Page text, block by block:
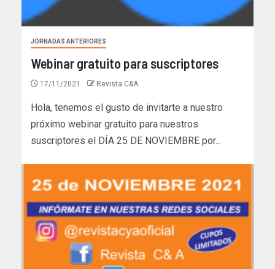
JORNADAS ANTERIORES
Webinar gratuito para suscriptores
17/11/2021 Revista C&A
Hola, tenemos el gusto de invitarte a nuestro
próximo webinar gratuito para nuestros
suscriptores el DÍA 25 DE NOVIEMBRE por...